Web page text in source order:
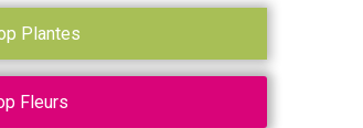
Plantes
Fleurs